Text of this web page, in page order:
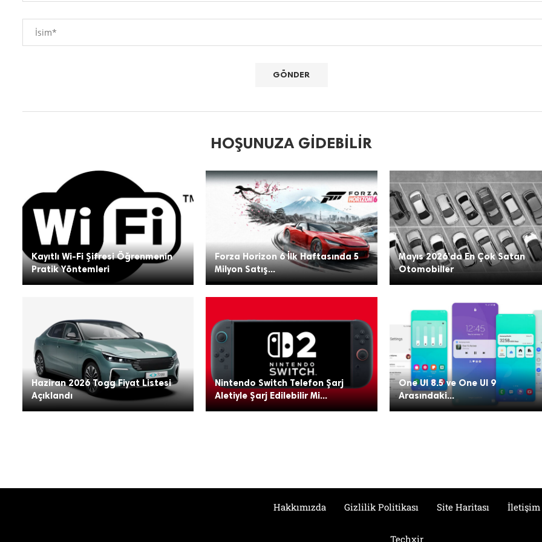
HOŞUNUZA GIDEBILIR
Kayıtlı Wi-Fi Şifresi Öğrenmenin
Pratik Yöntemleri
Forza Horizon 6 İlk Haftasında 5
Milyon Satış...
Mayıs 2026’da En Çok Satan
Otomobiller
Haziran 2026 Togg Fiyat Listesi
Açıklandı
Nintendo Switch Telefon Şarj
Aletiyle Şarj Edilebilir Mi...
One UI 8.5 ve One UI 9
Arasındaki...
Hakkımızda Gizlilik Politikası Site Haritası İletişim
Techxir